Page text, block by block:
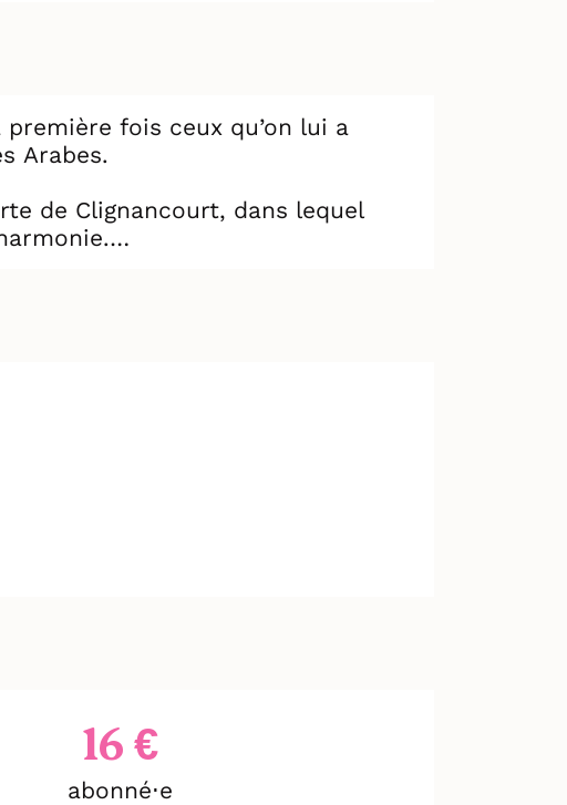
fois ceux qu’on lui a
Arabes.
de Clignancourt, dans lequel
16 €
abonné⋅e